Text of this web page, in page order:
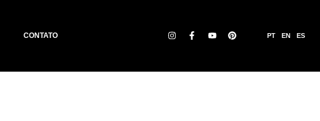
CONTATO PT EN ES